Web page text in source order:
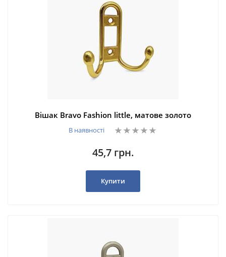
Вішак Bravo Fashion little, матове золото
В наявності
45,7 грн.
Купити